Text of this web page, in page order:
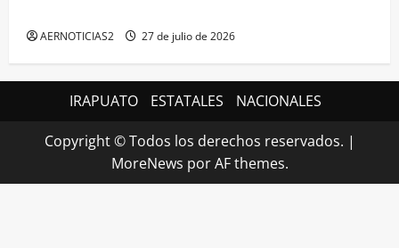
AERNOTICIAS2 27 de julio de 2026
IRAPUATO ESTATALES NACIONALES
Copyright © Todos los derechos reservados. |
MoreNews por AF themes.